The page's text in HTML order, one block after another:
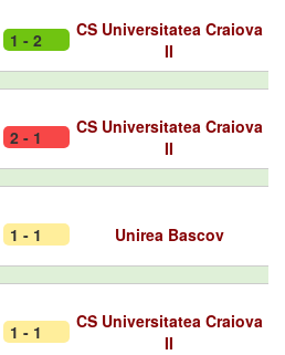
1 - 2
CS Universitatea Craiova
II
2 - 1
CS Universitatea Craiova
II
1 - 1 Unirea Bascov
1 - 1
CS Universitatea Craiova
II